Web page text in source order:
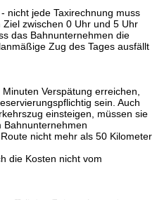
nicht jede Taxirechnung muss
zwischen 0 Uhr und 5 Uhr
das Bahnunternehmen die
Zug des Tages ausfällt
Verspätung erreichen,
sein. Auch
einsteigen, müssen sie
Bahnunternehmen
nicht mehr als 50 Kilometer
die Kosten nicht vom